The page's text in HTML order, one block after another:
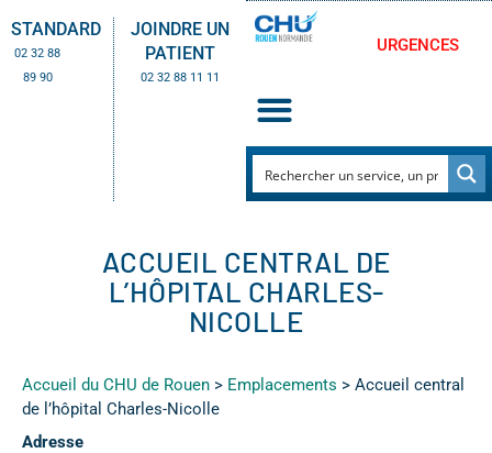
STANDARD
02 32 88
89 90
JOINDRE UN
PATIENT
02 32 88 11 11
URGENCES
ACCUEIL CENTRAL DE
L’HÔPITAL CHARLES-
NICOLLE
Accueil du CHU de Rouen > Emplacements > Accueil central
de l’hôpital Charles-Nicolle
Adresse